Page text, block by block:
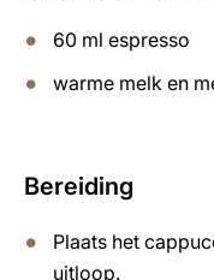
60 ml espresso
warme melk en
Bereiding
Plaats het
uitloop.